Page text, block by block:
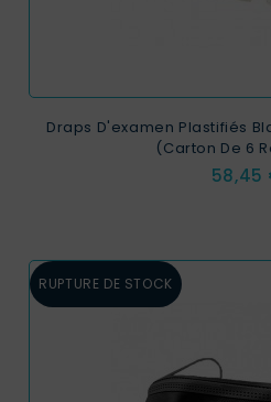
Draps D'examen Plastifiés
(Carton De 6
Prix
58,45
RUPTURE DE STOCK